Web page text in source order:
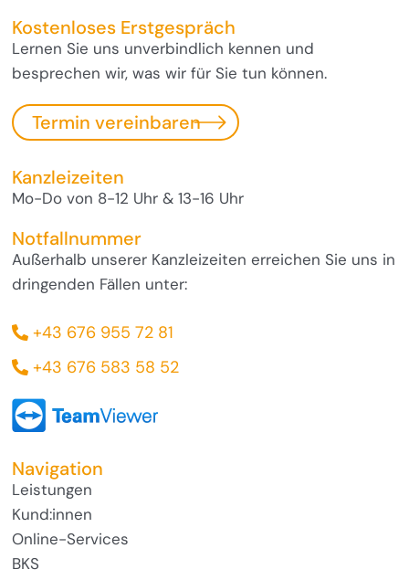
Kostenloses Erstgespräch
Lernen Sie uns unverbindlich kennen und
besprechen wir, was wir für Sie tun können.
Termin vereinbaren
Kanzleizeiten
Mo-Do von 8-12 Uhr & 13-16 Uhr
Notfallnummer
Außerhalb unserer Kanzleizeiten erreichen Sie uns in
dringenden Fällen unter:
+43 676 955 72 81
+43 676 583 58 52
Navigation
Leistungen
Kund:innen
Online-Services
BKS